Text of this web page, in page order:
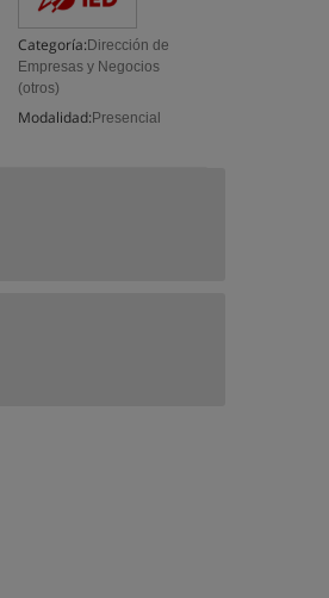
Categoría: Dirección de
Empresas y Negocios
(otros)
Modalidad: Presencial